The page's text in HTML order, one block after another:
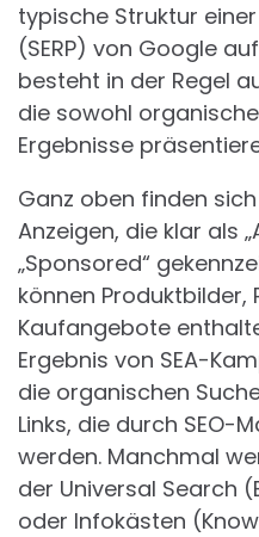
typische Struktur
(SERP) von Google
besteht in der Regel
die sowohl
Ergebnisse
Ganz oben finden
Anzeigen, die klar als
„Sponsored“
können Produktbilder,
Kaufangebote
Ergebnis von SEA-
die organischen
Links, die durch SEO-
werden. Manchmal
der Universal Search
oder Infokästen